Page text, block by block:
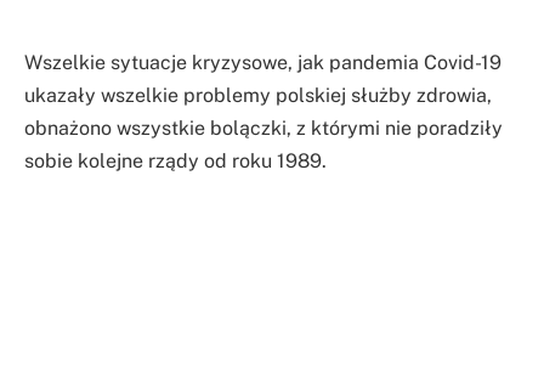
Wszelkie sytuacje kryzysowe, jak pandemia Covid-19
ukazały wszelkie problemy polskiej służby zdrowia,
obnażono wszystkie bolączki, z którymi nie poradziły
sobie kolejne rządy od roku 1989.